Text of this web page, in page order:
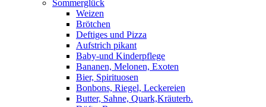
Sommerglück
Weizen
Brötchen
Deftiges und Pizza
Aufstrich pikant
Baby-und Kinderpflege
Bananen, Melonen, Exoten
Bier, Spirituosen
Bonbons, Riegel, Leckereien
Butter, Sahne, Quark,Kräuterb.